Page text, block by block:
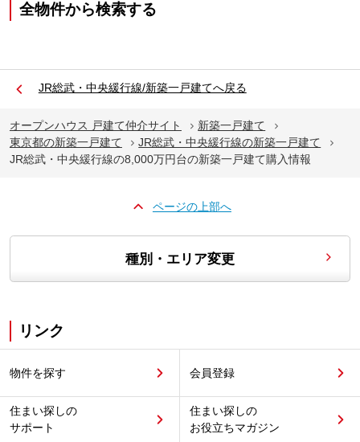
全物件から検索する
JR総武・中央緩行線/新築一戸建てへ戻る
オープンハウス 戸建て仲介サイト
新築一戸建て
東京都の新築一戸建て
JR総武・中央緩行線の新築一戸建て
JR総武・中央緩行線の8,000万円台の新築一戸建て購入情報
ページの上部へ
種別・エリア変更
リンク
物件を探す 会員登録
住まい探しの
サポート
住まい探しの
お役立ちマガジン